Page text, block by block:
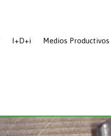
I+D+i Medios Productivos